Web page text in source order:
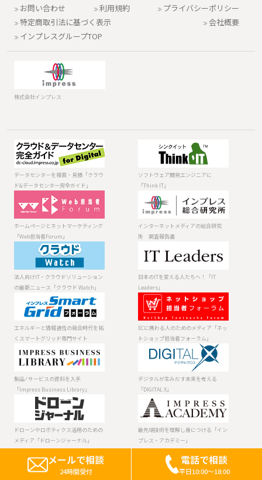
お問い合わせ
利用規約
プライバシーポリシー
特定商取引法に基づく表示
会社概要
インプレスグループTOP
株式会社インプレス
データセンター
を検索・見積
「クラウド&デー
タセンター完全
ソフトウェア開
発エンジニアに
「Think IT」
ホームページと
ネットマーケテ
ィング「Web担
当者Forum」
インターネット
メディアの総合
研究所 調査報
法人向けIT・ク
ラウドソリュー
ションの最新ニ
ュース「クラウ
日本のITを変え
「IT Leaders」
エネルギーと情
報通信の融合時
代を拓くスマー
トグリッド専門
ECに携わる人の
ためのメディア
「ネットショッ
プ担当者フォー
製品 ⁄ サービスの
資料を入手
「Impress
Business
Library」
デジタルが生み
だす未来を考え
る「DIGITAL X」
ドローンやロボ
ティクス活用の
ためのメディア
「ドローンジャ
ーナル」
最先端技術を理
解し身につける
「インプレス・
アカデミー」
データセンターを検索・見積「クラウ
ド&データセンター完全ガイド」
ソフトウェア開発エンジニアに
「Think IT」
ホームページとネットマーケティング
「Web担当者Forum」
インターネットメディアの総合研究
所 調査報告書
法人向けIT・クラウドソリューション
の最新ニュース「クラウド Watch」
日本のITを変える人たちへ！「IT
Leaders」
エネルギーと情報通信の融合時代を拓
くスマートグリッド専門サイト
ECに携わる人のためのメディア「ネッ
トショップ担当者フォーラム」
製品 ⁄ サービスの資料を入手
「Impress Business Library」
デジタルが生みだす未来を考える
「DIGITAL X」
ドローンやロボティクス活用のための
メディア「ドローンジャーナル」
最先端技術を理解し身につける「イン
プレス・アカデミー」
Copyright ©2023 Impress Corporation, An impress
メールで相談
24時間受付
電話で相談
平日10:00～18:00